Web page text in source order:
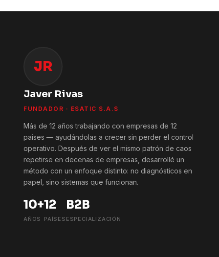
JR
Javer Rivas
FUNDADOR · ESATIC S.A.S
Más de 12 años trabajando con empresas de 12
paises — ayudándolas a crecer sin perder el control
operativo. Después de ver el mismo patrón de caos
repetirse en decenas de empresas, desarrollé un
método con un enfoque distinto: no diagnósticos en
papel, sino sistemas que funcionan.
10+
AÑOS
12
PAÍSES
B2B
ESPECIALIZACIÓN